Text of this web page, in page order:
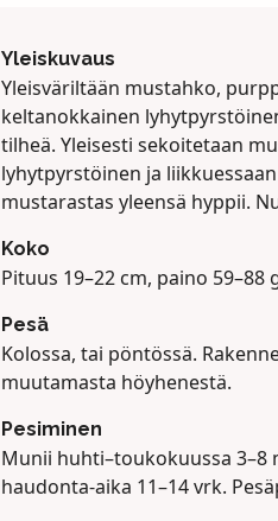
Yleiskuvaus
Yleisväriltään mustahko,
keltanokkainen
tilheä. Yleisesti sekoitetaan
lyhytpyrstöinen ja
mustarastas yleensä hyppii.
Koko
Pituus 19–22 cm, paino 59–88
Pesä
Kolossa, tai pöntössä.
muutamasta höyhenestä.
Pesiminen
Munii huhti–toukokuussa
haudonta-aika 11–14 vrk.